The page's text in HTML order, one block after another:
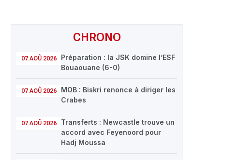
CHRONO
07 AOÛ 2026
Préparation : la JSK domine l’ESF
Bouaouane (6-0)
07 AOÛ 2026
MOB : Biskri renonce à diriger les
Crabes
07 AOÛ 2026
Transferts : Newcastle trouve un
accord avec Feyenoord pour
Hadj Moussa